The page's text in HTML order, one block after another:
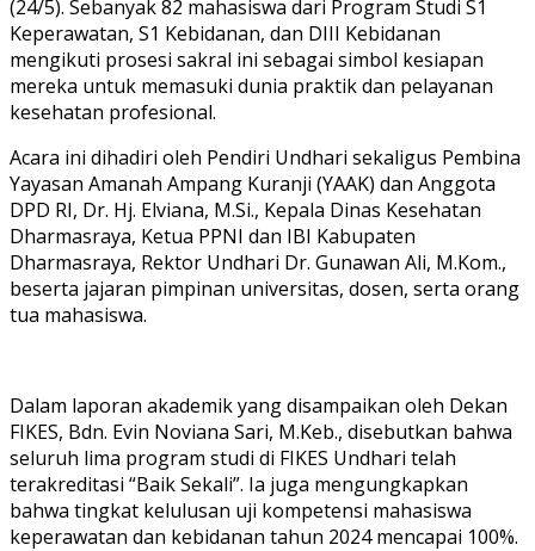
(24/5). Sebanyak 82 mahasiswa dari Program Studi S1
Keperawatan, S1 Kebidanan, dan DIII Kebidanan
mengikuti prosesi sakral ini sebagai simbol kesiapan
mereka untuk memasuki dunia praktik dan pelayanan
kesehatan profesional.
Acara ini dihadiri oleh Pendiri Undhari sekaligus Pembina
Yayasan Amanah Ampang Kuranji (YAAK) dan Anggota
DPD RI, Dr. Hj. Elviana, M.Si., Kepala Dinas Kesehatan
Dharmasraya, Ketua PPNI dan IBI Kabupaten
Dharmasraya, Rektor Undhari Dr. Gunawan Ali, M.Kom.,
beserta jajaran pimpinan universitas, dosen, serta orang
tua mahasiswa.
Dalam laporan akademik yang disampaikan oleh Dekan
FIKES, Bdn. Evin Noviana Sari, M.Keb., disebutkan bahwa
seluruh lima program studi di FIKES Undhari telah
terakreditasi “Baik Sekali”. Ia juga mengungkapkan
bahwa tingkat kelulusan uji kompetensi mahasiswa
keperawatan dan kebidanan tahun 2024 mencapai 100%.